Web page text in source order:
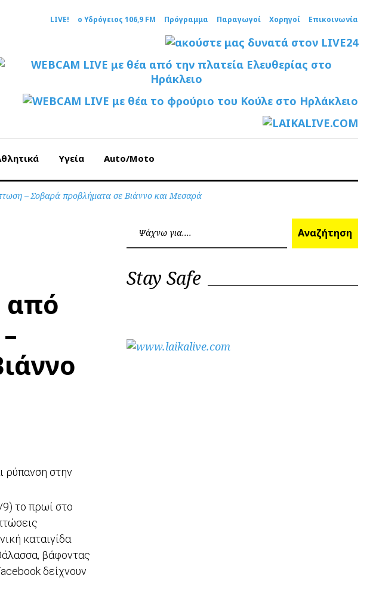
LIVE! ο Υδρόγειος 106,9 FM Πρόγραμμα Παραγωγοί Χορηγοί Επικοινωνία
Υγεία Auto/Moto
– Σοβαρά προβλήματα σε Βιάννο και Μεσαρά
από
ρύπανση στην
το πρωί στο
καταιγίδα
βάφοντας
δείχνουν
Αναζήτηση
Stay Safe